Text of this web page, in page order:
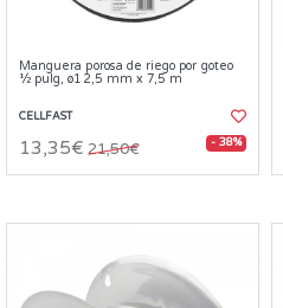
Manguera porosa de riego por goteo
½ pulg, ø12,5 mm x 7,5 m
CELLFAST
13,35€ 21,50€ - 38%